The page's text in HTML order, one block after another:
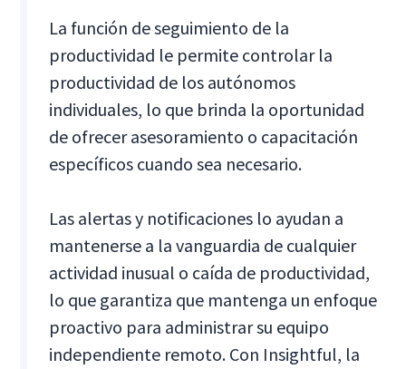
La función de seguimiento de la
productividad le permite controlar la
productividad de los autónomos
individuales, lo que brinda la oportunidad
de ofrecer asesoramiento o capacitación
específicos cuando sea necesario.
Las alertas y notificaciones lo ayudan a
mantenerse a la vanguardia de cualquier
actividad inusual o caída de productividad,
lo que garantiza que mantenga un enfoque
proactivo para administrar su equipo
independiente remoto. Con Insightful, la